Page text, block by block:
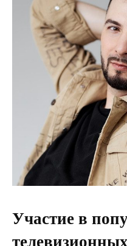
Участие в